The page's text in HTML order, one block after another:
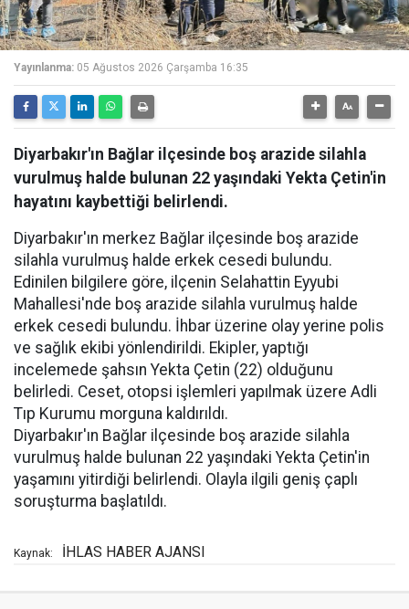
Yayınlanma: 05 Ağustos 2026 Çarşamba 16:35
Diyarbakır'ın Bağlar ilçesinde boş arazide silahla
vurulmuş halde bulunan 22 yaşındaki Yekta Çetin'in
hayatını kaybettiği belirlendi.
Diyarbakır'ın merkez Bağlar ilçesinde boş arazide
silahla vurulmuş halde erkek cesedi bulundu.
Edinilen bilgilere göre, ilçenin Selahattin Eyyubi
Mahallesi'nde boş arazide silahla vurulmuş halde
erkek cesedi bulundu. İhbar üzerine olay yerine polis
ve sağlık ekibi yönlendirildi. Ekipler, yaptığı
incelemede şahsın Yekta Çetin (22) olduğunu
belirledi. Ceset, otopsi işlemleri yapılmak üzere Adli
Tıp Kurumu morguna kaldırıldı.
Diyarbakır'ın Bağlar ilçesinde boş arazide silahla
vurulmuş halde bulunan 22 yaşındaki Yekta Çetin'in
yaşamını yitirdiği belirlendi. Olayla ilgili geniş çaplı
soruşturma başlatıldı.
Kaynak: İHLAS HABER AJANSI